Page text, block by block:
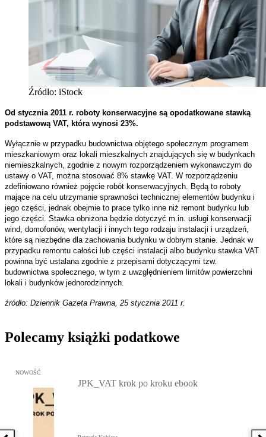
Źródło: iStock
Od stycznia 2011 r. roboty konserwacyjne są opodatkowane stawką
podstawową VAT, która wynosi 23%.
Wyłącznie w przypadku budownictwa objętego społecznym programem
mieszkaniowym oraz lokali mieszkalnych znajdujących się w budynkach
niemieszkalnych, zgodnie z nowym rozporządzeniem wykonawczym do
ustawy o VAT, można stosować 8% stawkę VAT. W rozporządzeniu
zdefiniowano również pojęcie robót konserwacyjnych. Będą to roboty
mające na celu utrzymanie sprawności technicznej elementów budynku i
jego części, jednak obejmie to prace tylko inne niż remont budynku lub
jego części. Stawka obniżona będzie dotyczyć m.in. usługi konserwacji
wind, domofonów, wentylacji i innych tego rodzaju instalacji i urządzeń,
które są niezbędne dla zachowania budynku w dobrym stanie. Jednak w
przypadku remontu całości lub części instalacji albo budynku stawka VAT
powinna być ustalana zgodnie z przepisami dotyczącymi tzw.
budownictwa społecznego, w tym z uwzględnieniem limitów powierzchni
lokali i budynków jednorodzinnych.
źródło: Dziennik Gazeta Prawna, 25 stycznia 2011 r.
Polecamy książki podatkowe
Przejdź do: JPK_VAT krok po kroku ebook, Patrycja Kubiesa -
NOWOŚĆ
JPK_VAT krok po kroku ebook